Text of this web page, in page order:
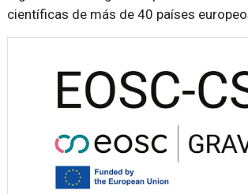
científicas de más de 40 países